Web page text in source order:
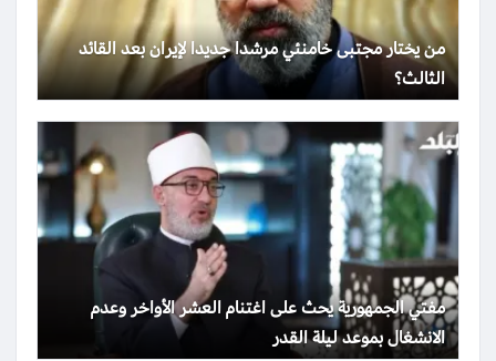
من يختار مجتبى خامنئي مرشدا جديدا لإيران بعد القائد
الثالث؟
مفتي الجمهورية يحث على اغتنام العشر الأواخر وعدم
الانشغال بموعد ليلة القدر